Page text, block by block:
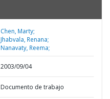
Chen, Marty;
Jhabvala, Renana;
Nanavaty, Reema;
2003/09/04
Documento de trabajo